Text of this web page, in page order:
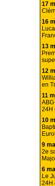
17
16
13
12
en
11
24H
10
9
2e
6
Le
24H